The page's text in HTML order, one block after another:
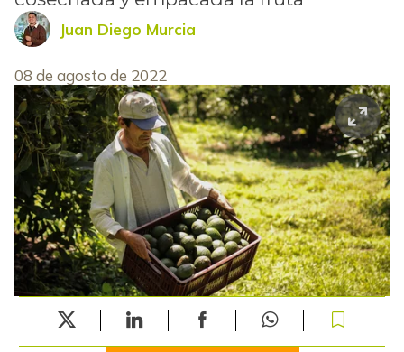
Juan Diego Murcia
08 de agosto de 2022